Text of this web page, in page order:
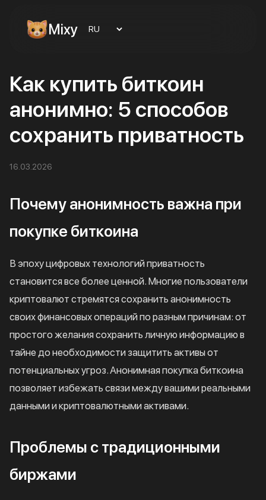
Mixy
Как купить биткоин
анонимно: 5 способов
сохранить приватность
16.03.2026
Почему анонимность важна при
покупке биткоина
В эпоху цифровых технологий приватность
становится все более ценной. Многие пользователи
криптовалют стремятся сохранить анонимность
своих финансовых операций по разным причинам: от
простого желания сохранить личную информацию в
тайне до необходимости защитить активы от
потенциальных угроз. Анонимная покупка биткоина
позволяет избежать связи между вашими реальными
данными и криптовалютными активами.
Проблемы с традиционными
биржами